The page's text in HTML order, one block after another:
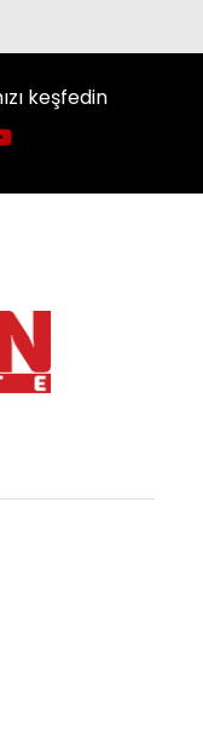
keşfedin